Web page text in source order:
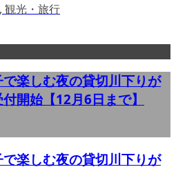
, 観光・旅行
楽しむ夜の貸切川下りが
開始【12月6日まで】
楽しむ夜の貸切川下りが